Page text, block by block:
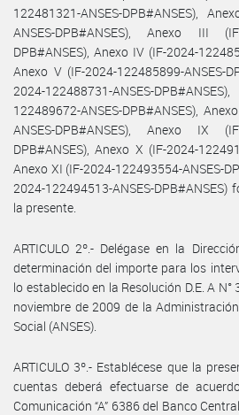
122481321-ANSES-DPB#ANSES),
ANSES-DPB#ANSES), Anexo III (IF-
DPB#ANSES), Anexo IV (IF-2024-
Anexo V (IF-2024-122485899-ANSES-
2024-122488731-ANSES-
122489672-ANSES-DPB#ANSES),
ANSES-DPB#ANSES), Anexo IX (IF-
DPB#ANSES), Anexo X (IF-2024-
Anexo XI (IF-2024-122493554-ANSES-
2024-122494513-ANSES-
la presente.
ARTICULO 2º.- Delégase en la
determinación del importe para los
lo establecido en la Resolución D.E. A
noviembre de 2009 de la
Social (ANSES).
ARTICULO 3º.- Establécese que la
cuentas deberá efectuarse de
Comunicación “A” 6386 del Banco